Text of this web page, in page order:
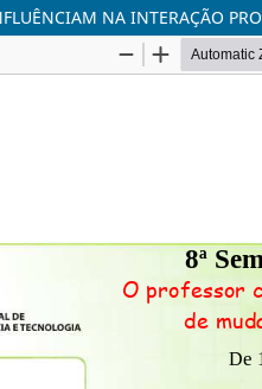
NA INTERAÇÃO